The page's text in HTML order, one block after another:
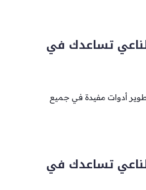
تساعدك في
أدوات مفيدة في جميع
تساعدك في